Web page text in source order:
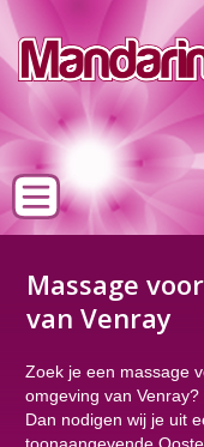
Massage
van Venray
Zoek je een massage
omgeving van Venray?
Dan nodigen wij je uit